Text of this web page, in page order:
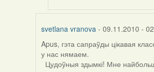
svetlana vranova - 09.11.2010 -
Apus, гэта сапраўды цікавая
у нас нямаем.
Цудоўныя здымкі! Мне